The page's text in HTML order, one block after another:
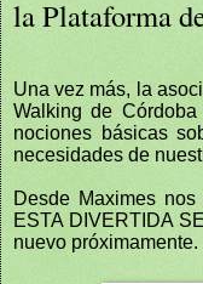
la Plataforma
Una vez más, la
Walking de
nociones básicas
necesidades de
Desde Maximes nos
ESTA DIVERTIDA
nuevo próximamente.